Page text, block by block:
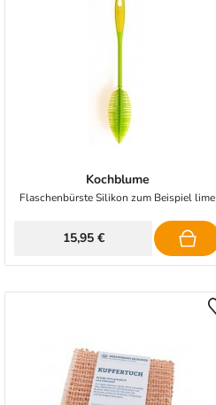
Kochblume
Flaschenbürste Silikon zum Beispiel lime
15,95 €